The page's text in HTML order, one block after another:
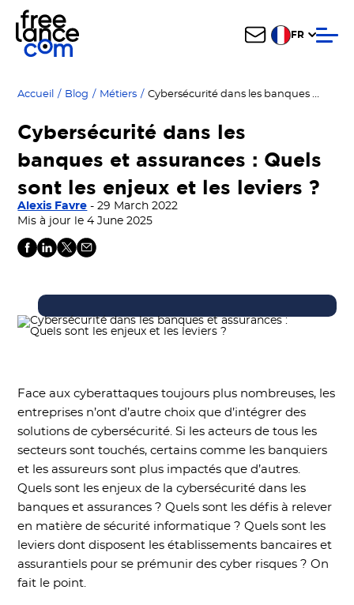
FR
Accueil / Blog / Métiers / Cybersécurité dans les banques et assurances : Quels sont les enjeux et les leviers ?
Cybersécurité dans les
banques et assurances : Quels
sont les enjeux et les leviers ?
Alexis Favre - 29 March 2022
Mis à jour le 4 June 2025
Face aux cyberattaques toujours plus nombreuses, les
entreprises n’ont d’autre choix que d’intégrer des
solutions de cybersécurité. Si les acteurs de tous les
secteurs sont touchés, certains comme les banquiers
et les assureurs sont plus impactés que d’autres.
Quels sont les enjeux de la cybersécurité dans les
banques et assurances ? Quels sont les défis à relever
en matière de sécurité informatique ? Quels sont les
leviers dont disposent les établissements bancaires et
assurantiels pour se prémunir des cyber risques ? On
fait le point.